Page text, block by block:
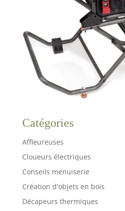
Catégories
Affleureuses
Cloueurs électriques
Conseils menuiserie
Création d'objets en bois
Décapeurs thermiques